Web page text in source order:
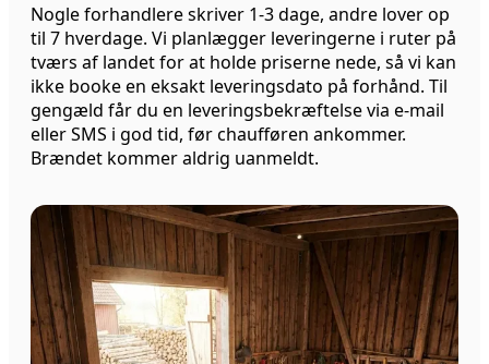
Nogle forhandlere skriver 1-3 dage, andre lover op
til 7 hverdage. Vi planlægger leveringerne i ruter på
tværs af landet for at holde priserne nede, så vi kan
ikke booke en eksakt leveringsdato på forhånd. Til
gengæld får du en leveringsbekræftelse via e-mail
eller SMS i god tid, før chaufføren ankommer.
Brændet kommer aldrig uanmeldt.